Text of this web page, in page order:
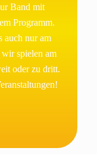
Band mit
Programm.
auch nur am
spielen am
oder zu dritt.